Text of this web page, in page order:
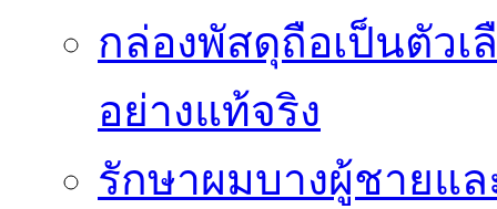
กล่องพัสดุถือเป็นตัว
อย่างแท้จริง
รักษาผมบางผู้ชายแ